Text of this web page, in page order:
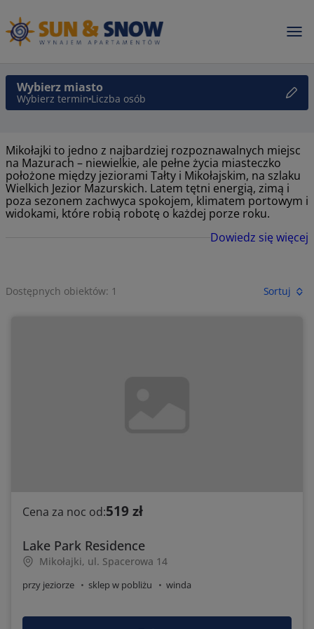
Wybierz miasto
Wybierz termin Liczba osób
Mikołajki to jedno z najbardziej rozpoznawalnych miejsc
na Mazurach – niewielkie, ale pełne życia miasteczko
położone między jeziorami Tałty i Mikołajskim, na szlaku
Wielkich Jezior Mazurskich. Latem tętni energią, zimą i
poza sezonem zachwyca spokojem, klimatem portowym i
widokami, które robią robotę o każdej porze roku.
Dowiedz się więcej
Dostępnych obiektów: 1 Sortuj
Cena za noc od:519 zł
Lake Park Residence
Mikołajki, ul. Spacerowa 14
przy jeziorze sklep w pobliżu winda